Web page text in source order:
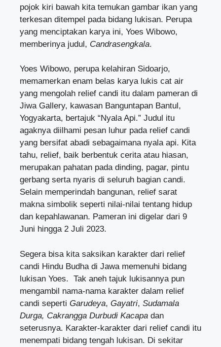
pojok kiri bawah kita temukan gambar ikan yang
terkesan ditempel pada bidang lukisan. Perupa
yang menciptakan karya ini, Yoes Wibowo,
memberinya judul, Candrasengkala.
Yoes Wibowo, perupa kelahiran Sidoarjo,
memamerkan enam belas karya lukis cat air
yang mengolah relief candi itu dalam pameran di
Jiwa Gallery, kawasan Banguntapan Bantul,
Yogyakarta, bertajuk “Nyala Api.” Judul itu
agaknya diilhami pesan luhur pada relief candi
yang bersifat abadi sebagaimana nyala api. Kita
tahu, relief, baik berbentuk cerita atau hiasan,
merupakan pahatan pada dinding, pagar, pintu
gerbang serta nyaris di seluruh bagian candi.
Selain memperindah bangunan, relief sarat
makna simbolik seperti nilai-nilai tentang hidup
dan kepahlawanan. Pameran ini digelar dari 9
Juni hingga 2 Juli 2023.
Segera bisa kita saksikan karakter dari relief
candi Hindu Budha di Jawa memenuhi bidang
lukisan Yoes. Tak aneh tajuk lukisannya pun
mengambil nama-nama karakter dalam relief
candi seperti Garudeya, Gayatri, Sudamala
Durga, Cakrangga Durbudi Kacapa dan
seterusnya. Karakter-karakter dari relief candi itu
menempati bidang tengah lukisan. Di sekitar